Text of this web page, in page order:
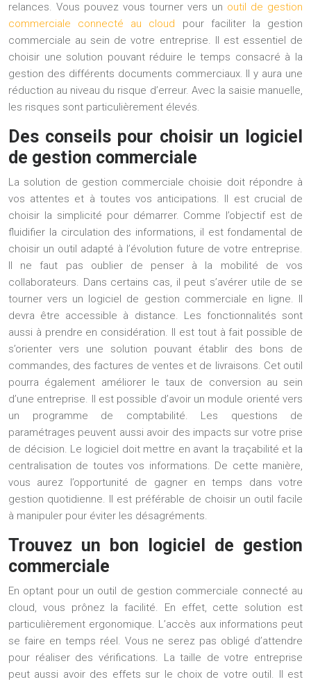
relances. Vous pouvez vous tourner vers un outil de gestion
commerciale connecté au cloud pour faciliter la gestion
commerciale au sein de votre entreprise. Il est essentiel de
choisir une solution pouvant réduire le temps consacré à la
gestion des différents documents commerciaux. Il y aura une
réduction au niveau du risque d’erreur. Avec la saisie manuelle,
les risques sont particulièrement élevés.
Des conseils pour choisir un logiciel
de gestion commerciale
La solution de gestion commerciale choisie doit répondre à
vos attentes et à toutes vos anticipations. Il est crucial de
choisir la simplicité pour démarrer. Comme l’objectif est de
fluidifier la circulation des informations, il est fondamental de
choisir un outil adapté à l’évolution future de votre entreprise.
Il ne faut pas oublier de penser à la mobilité de vos
collaborateurs. Dans certains cas, il peut s’avérer utile de se
tourner vers un logiciel de gestion commerciale en ligne. Il
devra être accessible à distance. Les fonctionnalités sont
aussi à prendre en considération. Il est tout à fait possible de
s’orienter vers une solution pouvant établir des bons de
commandes, des factures de ventes et de livraisons. Cet outil
pourra également améliorer le taux de conversion au sein
d’une entreprise. Il est possible d’avoir un module orienté vers
un programme de comptabilité. Les questions de
paramétrages peuvent aussi avoir des impacts sur votre prise
de décision. Le logiciel doit mettre en avant la traçabilité et la
centralisation de toutes vos informations. De cette manière,
vous aurez l’opportunité de gagner en temps dans votre
gestion quotidienne. Il est préférable de choisir un outil facile
à manipuler pour éviter les désagréments.
Trouvez un bon logiciel de gestion
commerciale
En optant pour un outil de gestion commerciale connecté au
cloud, vous prônez la facilité. En effet, cette solution est
particulièrement ergonomique. L’accès aux informations peut
se faire en temps réel. Vous ne serez pas obligé d’attendre
pour réaliser des vérifications. La taille de votre entreprise
peut aussi avoir des effets sur le choix de votre outil. Il est